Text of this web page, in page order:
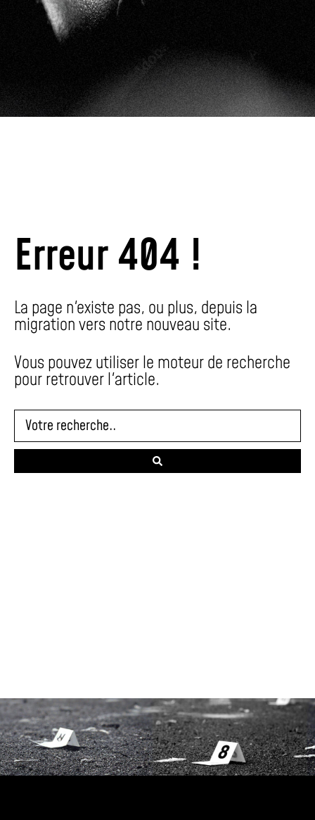
Erreur 404 !
La page n'existe pas, ou plus, depuis la
migration vers notre nouveau site.
Vous pouvez utiliser le moteur de recherche
pour retrouver l'article.